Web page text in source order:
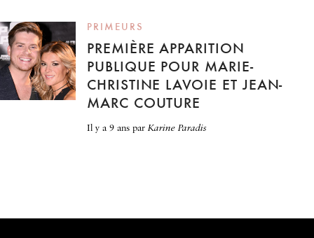
PRIMEURS
PREMIÈRE APPARITION
PUBLIQUE POUR MARIE-
CHRISTINE LAVOIE ET JEAN-
MARC COUTURE
il y a 9 ans par Karine Paradis